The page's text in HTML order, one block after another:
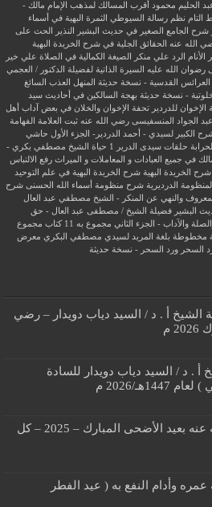
الحليم محمود
أقرب المسالك لمذهب الإمام مالك -
التام نظم رسالة السيوطي
الثمرة البهية في أسماء
شرح الجامع الصغير في حديث البشير النذير
الحث على
الله عنه
الحقائق الجلية في شرح الخريدة البهية
الرد علي منكر الصيغة الكمالية في الصلاة علي خير
رضوان الله عليه
السيرة الذاتية لفضيلة الدكتور / العجمي
العرائس القدسية - نسخة حديثة
المنهل العذب السائغ
- نسخة حديثة بهجة السالكين في أحاديث سيد
الإخوان للدردير تحفة الإخوان والخلان في بعض آداب أهل
عبد الجواد المنسفيسى رضي الله عنه ثبت العلامة الفهامة
الكبير لسيدي - أحمد الدردير- الجزء الأول حاشي
حلقات سيدى الدرير 1
حياة الشيخ مصطفي بكري -
في جميع العبادات و المعاملات و الميراث رفع الالتباس
شرح الخريدة البهية شرح الخريدة البهية في علم التوحيد
الدرديرية شرح منظومة أسماء الله الحسنى شرح
والنهي عن المنكر - الشيخ مصطفي عبد العال
البشير فضيلة الشيخ / مصطفى عبد العال - حق
والآداب - الجزء الثاني مجموع به 11 كتاب
مجموع
مخطوطة بلغة المريد لسيدي مصطفي البكري معرض
السحر ورد السحر - نسخة حديثة
الشيخ أ . د / السيد دياب دويدار – رضي
م
. د / السيد دياب دويدار للسادة
2026 م
معايدة سيدنا الشيخ رضي الله عنه بعيد الأضحى المبارك – 2025 – كل
وأدام النفع به ( عيد الفطر